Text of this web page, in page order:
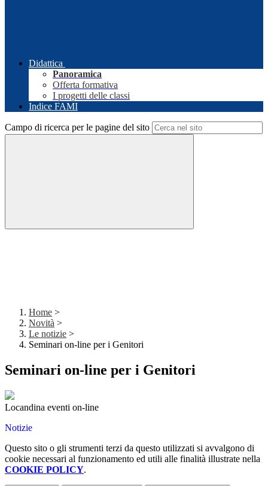
Didattica
Panoramica
Offerta formativa
I progetti delle classi
Indice FAMI
Campo di ricerca per le pagine del sito
Home >
Novità >
Le notizie >
Seminari on-line per i Genitori
Seminari on-line per i Genitori
Locandina eventi on-line
Notizie
Questo sito o gli strumenti terzi da questo utilizzati si avvalgono di
cookie necessari al funzionamento ed utili alle finalità illustrate nella
COOKIE POLICY.